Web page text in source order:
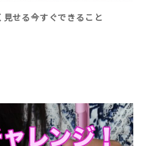
せる今すぐできること